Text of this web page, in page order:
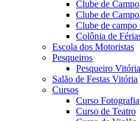
Clube de Campo
Clube de
Clube de campo
Colônia de
Escola dos Motoristas
Pesqueiros
Pesqueiro Vitória
Salão de Festas Vitória
Cursos
Curso Fotografia
Curso de Teatro